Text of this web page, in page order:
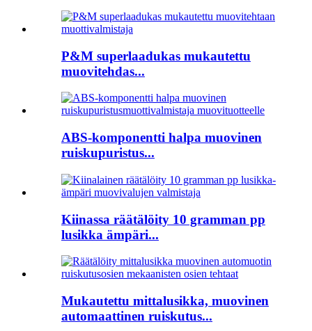
P&M superlaadukas mukautettu
muovitehdas...
ABS-komponentti halpa muovinen
ruiskupuristus...
Kiinassa räätälöity 10 gramman pp
lusikka ämpäri...
Mukautettu mittalusikka, muovinen
automaattinen ruiskutus...